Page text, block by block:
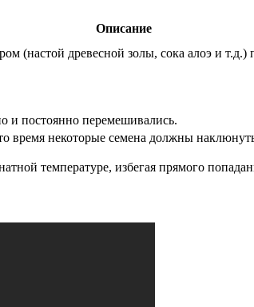
Описание
(настой древесной золы, сока алоэ и
и постоянно перемешивались.
время некоторые семена должны
температуре, избегая прямого